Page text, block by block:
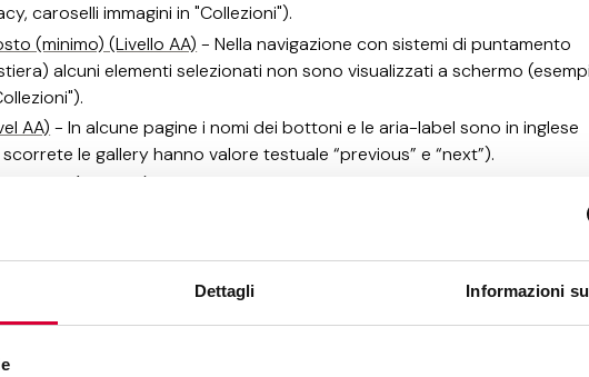
Dettagli Informazioni
caroselli immagini in "Collezioni").
(minimo) (Livello AA) - Nella navigazione con sistemi di puntamento
alcuni elementi selezionati non sono visualizzati a schermo
AA) - In alcune pagine i nomi dei bottoni e le aria-label sono in inglese
le gallery hanno valore testuale “previous” e “next”).
errori (Livello A)
presenza di errori (esempi: modale "Newsletter", modale “Trova
- Quando vengono rilevati errori in un form non
correggerli (esempio: modulo “Richiedi info”).
AA)
- Quando i contenuti della pagina cambiano in modo
non avvisa l'utente del cambiamento (esempio: filtri "Progetti", filtri